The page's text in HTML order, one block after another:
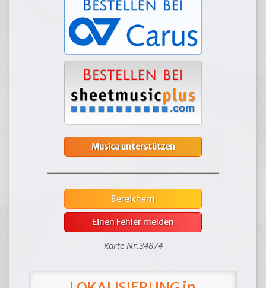
Musica unterstützen
Bereichern
Einen Fehler melden
Karte Nr.34874